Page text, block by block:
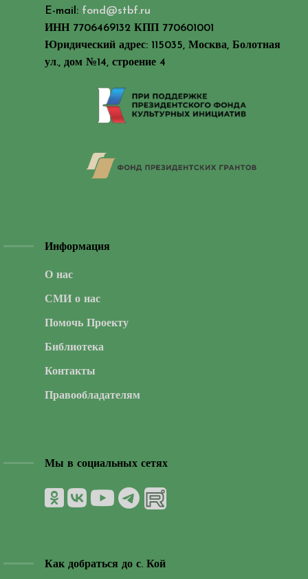
E-mail: fond@stbf.ru
ИНН 7706469132 КПП 770601001
Юридический адрес: 115035, Москва, Болотная
ул., дом №14, строение 4
Информация
О нас
СМИ о нас
Помочь Проекту
Библиотека
Контакты
Правообладателям
Мы в социальных сетях
Как добраться до с. Кой